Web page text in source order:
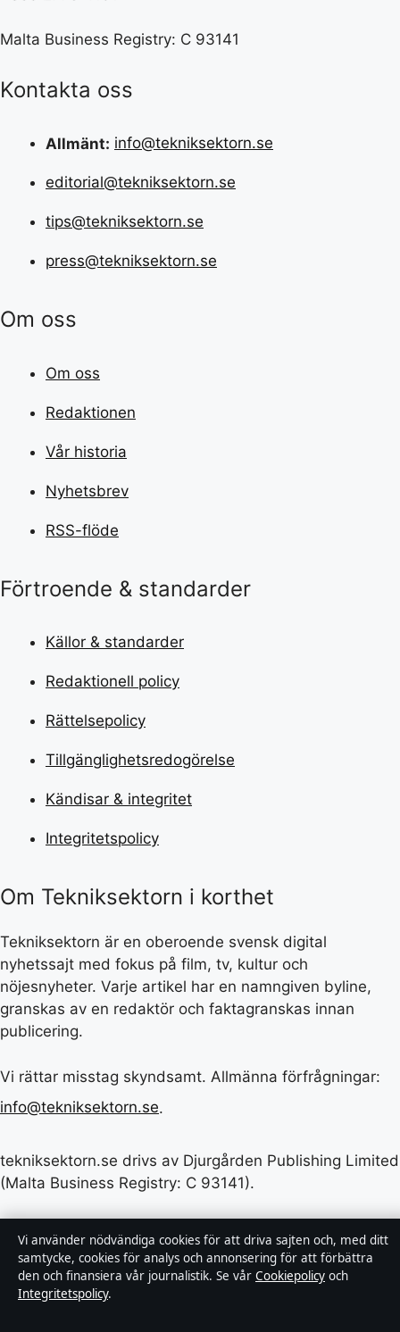
Malta Business Registry: C 93141
Kontakta oss
Allmänt: info@tekniksektorn.se
editorial@tekniksektorn.se
tips@tekniksektorn.se
press@tekniksektorn.se
Om oss
Om oss
Redaktionen
Vår historia
Nyhetsbrev
RSS-flöde
Förtroende & standarder
Källor & standarder
Redaktionell policy
Rättelsepolicy
Tillgänglighetsredogörelse
Kändisar & integritet
Integritetspolicy
Om Tekniksektorn i korthet
Tekniksektorn är en oberoende svensk digital
nyhetssajt med fokus på film, tv, kultur och
nöjesnyheter. Varje artikel har en namngiven byline,
granskas av en redaktör och faktagranskas innan
publicering.
Vi rättar misstag skyndsamt. Allmänna förfrågningar:
info@tekniksektorn.se.
tekniksektorn.se drivs av Djurgården Publishing Limited
(Malta Business Registry: C 93141).
© 2026 tekniksektorn.se ·WorldRSS·
Så verifierar vi vår rapportering
Vi använder nödvändiga cookies för att driva sajten och, med ditt
samtycke, cookies för analys och annonsering för att förbättra
den och finansiera vår journalistik. Se vår Cookiepolicy och
Integritetspolicy.